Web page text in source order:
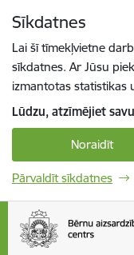
Sīkdatnes
Lai šī tīmekļvietne
sīkdatnes. Ar Jūsu
izmantotas statistikas
Lūdzu, atzīmējiet
Noraidīt
Pārvaldīt sīkdatnes